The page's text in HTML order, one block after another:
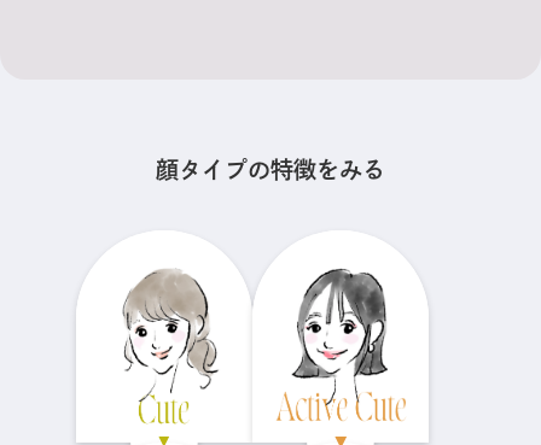
顔タイプの特徴をみる